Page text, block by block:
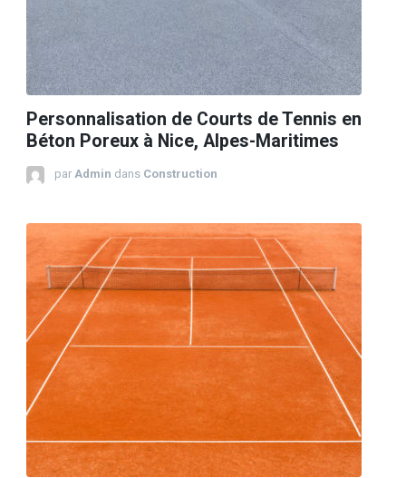
Personnalisation de Courts de Tennis en
Béton Poreux à Nice, Alpes-Maritimes
par Admin dans Construction